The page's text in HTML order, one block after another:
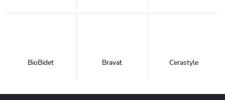
BioBidet Bravat Cerastyle